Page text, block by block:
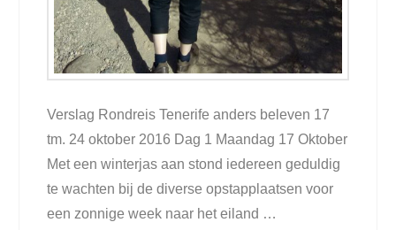
Verslag Rondreis Tenerife anders beleven 17
tm. 24 oktober 2016 Dag 1 Maandag 17 Oktober
Met een winterjas aan stond iedereen geduldig
te wachten bij de diverse opstapplaatsen voor
een zonnige week naar het eiland …